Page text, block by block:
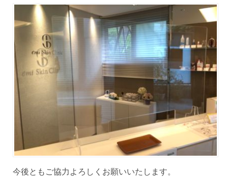
今後ともご協力よろしくお願いいたします。